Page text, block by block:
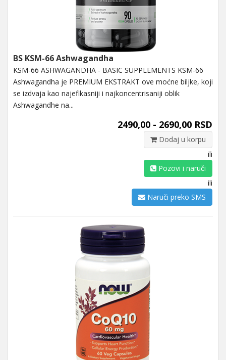
BS KSM-66 Ashwagandha
KSM-66 ASHWAGANDHA - BASIC SUPPLEMENTS KSM-66
Ashwagandha je PREMIUM EKSTRAKT ove moćne biljke, koji
se izdvaja kao najefikasniji i najkoncentrisaniji oblik
Ashwagandhe na...
2490,00 - 2690,00 RSD
Dodaj u korpu
ili
Pozovi i naruči
ili
Naruči preko SMS